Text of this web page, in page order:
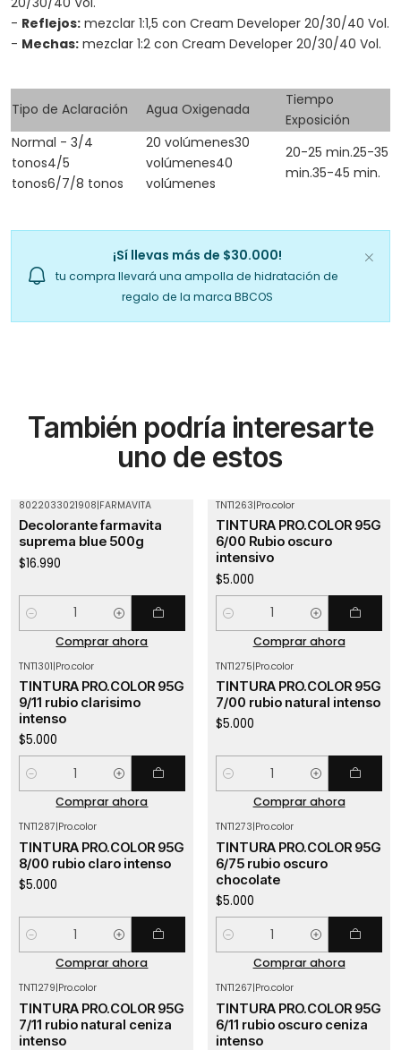
- Reflejos:mezclar 1:1,5 con Cream Developer 20/30/40 Vol.
- Mechas:mezclar 1:2 con Cream Developer 20/30/40 Vol.
Tipo de Aclaración Agua Oxigenada
Tiempo
Exposición
Normal - 3/4
tonos4/5
tonos6/7/8 tonos
20 volúmenes30
volúmenes40
volúmenes
20-25 min.25-35
min.35-45 min.
¡Sí llevas más de $30.000!
tu compra llevará una ampolla de hidratación de
regalo de la marca BBCOS
También podría interesarte
uno de estos
8022033021908|FARMAVITA
Decolorante farmavita
suprema blue 500g
$16.990
Cantidad
Comprar ahora
TNT1263|Pro.color
TINTURA PRO.COLOR 95G
6/00 Rubio oscuro
intensivo
$5.000
Cantidad
Comprar ahora
TNT1301|Pro.color
TINTURA PRO.COLOR 95G
9/11 rubio clarisimo
intenso
$5.000
Cantidad
Comprar ahora
TNT1275|Pro.color
TINTURA PRO.COLOR 95G
7/00 rubio natural intenso
$5.000
Cantidad
Comprar ahora
TNT1287|Pro.color
TINTURA PRO.COLOR 95G
8/00 rubio claro intenso
$5.000
Cantidad
Comprar ahora
TNT1273|Pro.color
TINTURA PRO.COLOR 95G
6/75 rubio oscuro
chocolate
$5.000
Cantidad
Comprar ahora
TNT1279|Pro.color
TINTURA PRO.COLOR 95G
7/11 rubio natural ceniza
intenso
TNT1267|Pro.color
TINTURA PRO.COLOR 95G
6/11 rubio oscuro ceniza
intenso